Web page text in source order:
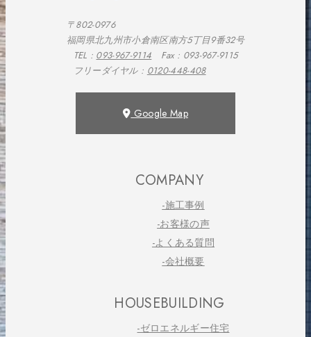
〒802-0976
福岡県北九州市小倉南区南方5丁目9番32号
TEL : 093-967-9114 Fax : 093-967-9115
フリーダイヤル : 0120-448-408
Google Map
COMPANY
-施工事例
-お客様の声
-よくある質問
-会社概要
HOUSEBUILDING
-ゼロエネルギー住宅